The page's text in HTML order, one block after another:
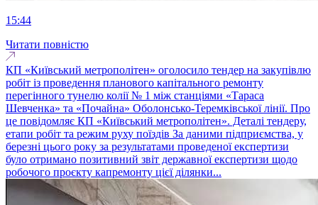
15:44
Читати повністю
КП «Київський метрополітен» оголосило тендер на закупівлю
робіт із проведення планового капітального ремонту
перегінного тунелю колії № 1 між станціями «Тараса
Шевченка» та «Почайна» Оболонсько-Теремківської лінії. Про
це повідомляє КП «Київський метрополітен». Деталі тендеру,
етапи робіт та режим руху поїздів За даними підприємства, у
березні цього року за результатами проведеної експертизи
було отримано позитивний звіт державної експертизи щодо
робочого проєкту капремонту цієї ділянки...